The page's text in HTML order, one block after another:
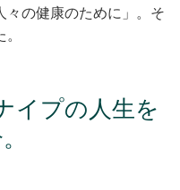
々の健康のために」。そ
イプの人生を